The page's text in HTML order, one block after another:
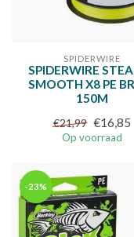
SPIDERWIRE
SPIDERWIRE
SMOOTH X8 PE
150M
€21,99 €16,85
Op voorraad
-23%